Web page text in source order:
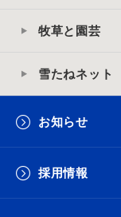
牧草と園芸
雪たねネット
お知らせ
採用情報